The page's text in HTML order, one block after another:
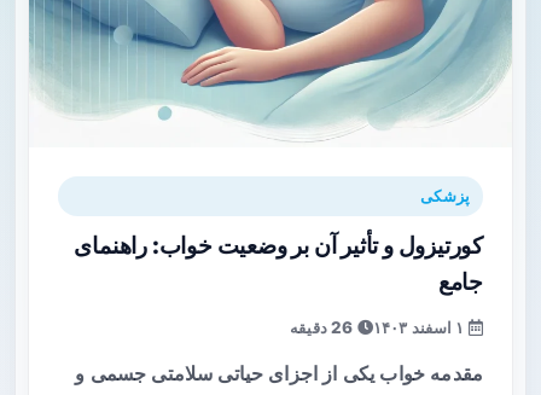
پزشکی
کورتیزول و تأثیر آن بر وضعیت خواب: راهنمای
جامع
مقدمه خواب یکی از اجزای حیاتی سلامتی جسمی و